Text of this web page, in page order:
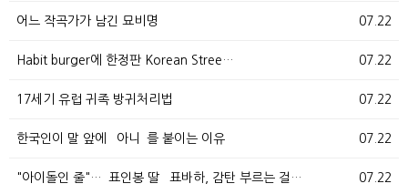
07.22
어느 작곡가가 남긴 묘비명
07.22
Habit burger에 한정판 Korean Stree…
07.22
17세기 유럽 귀족 방귀처리법
07.22
한국인이 말 앞에 `아니`를 붙이는 이유
07.22
"아이돌인 줄"…`표인봉 딸` 표바하, 감탄 부르는 걸…